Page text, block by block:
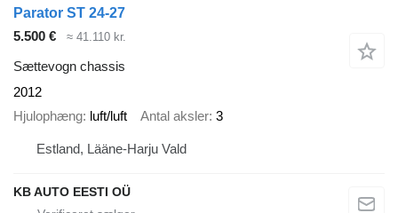
Parator ST 24-27
5.500 €
≈ 41.110 kr.
Sættevogn chassis
2012
Hjulophæng luft/luft Antal aksler 3
Estland, Lääne-Harju Vald
KB AUTO EESTI OÜ